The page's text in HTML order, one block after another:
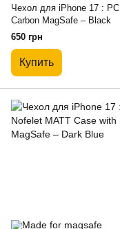
Чехол для iPhone 17 : PC
Carbon MagSafe – Black
650 грн
Купить